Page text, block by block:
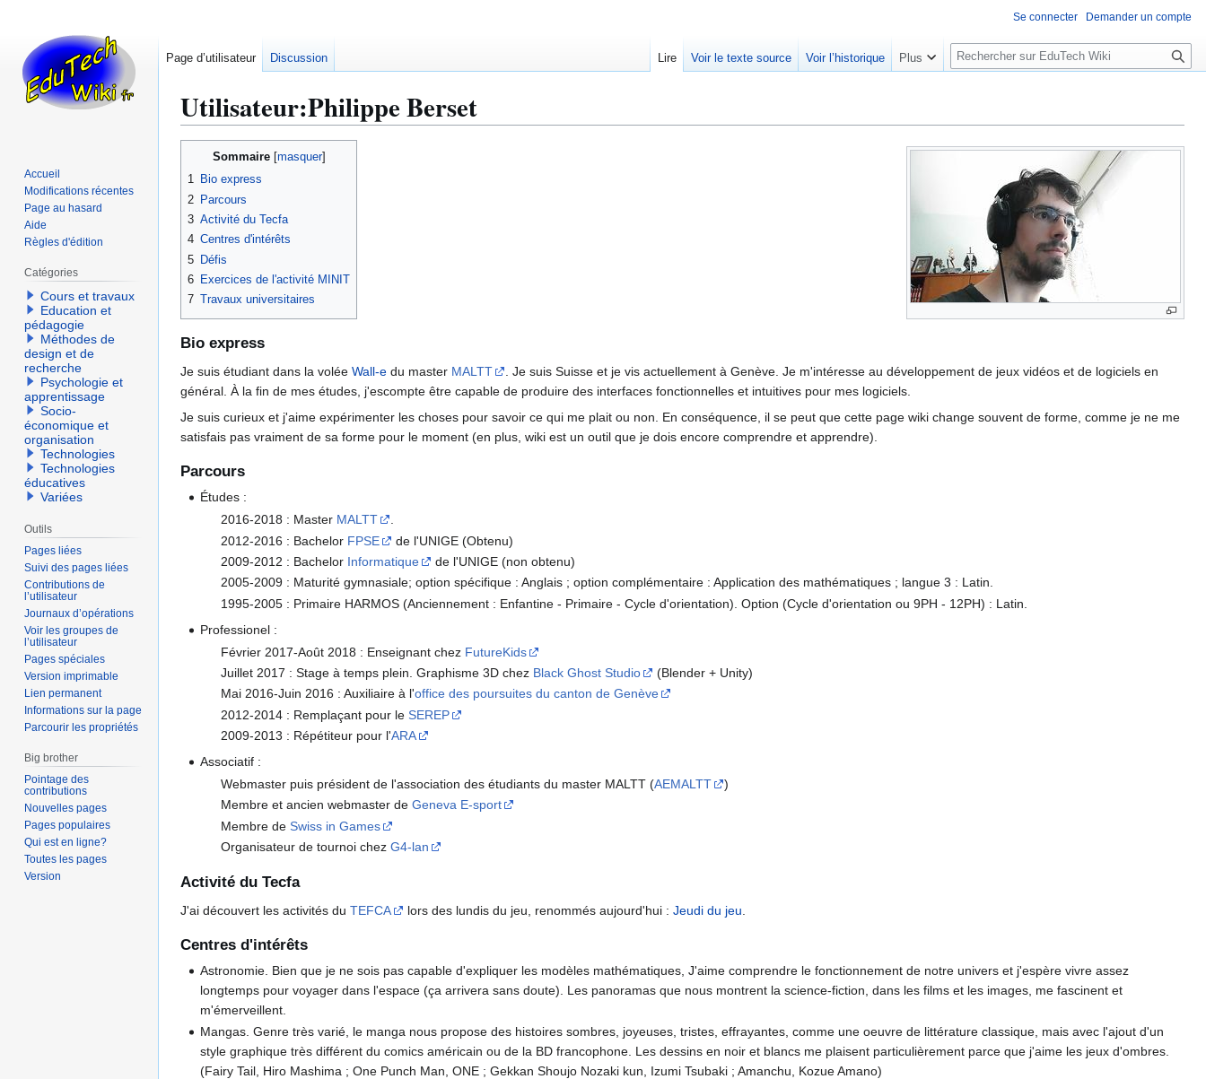
Utilisateur:Philippe Berset
navigation
recherche
Sommaire
1 Bio express
2 Parcours
3 Activité du Tecfa
4 Centres d'intérêts
5 Défis
6 Exercices de l'activité MINIT
7 Travaux universitaires
Bio express
Je suis étudiant dans la volée Wall-e du master MALTT
. Je suis Suisse et je vis actuellement à Genève. Je m'intéresse au développement de jeux vidéos et de logiciels en
général. À la fin de mes études, j'escompte être capable de produire des interfaces fonctionnelles et intuitives pour mes logiciels.
Je suis curieux et j'aime expérimenter les choses pour savoir ce qui me plait ou non. En conséquence, il se peut que cette page wiki change souvent de forme, comme je ne me
satisfais pas vraiment de sa forme pour le moment (en plus, wiki est un outil que je dois encore comprendre et apprendre).
Parcours
Études :
2016-2018 : Master MALTT
.
2012-2016 : Bachelor FPSE
de l'UNIGE (Obtenu)
2009-2012 : Bachelor Informatique
de l'UNIGE (non obtenu)
2005-2009 : Maturité gymnasiale; option spécifique : Anglais ; option complémentaire : Application des mathématiques ; langue 3 : Latin.
1995-2005 : Primaire HARMOS (Anciennement : Enfantine - Primaire - Cycle d'orientation). Option (Cycle d'orientation ou 9PH - 12PH) : Latin.
Professionel :
Février 2017-Août 2018 : Enseignant chez FutureKids
Juillet 2017 : Stage à temps plein. Graphisme 3D chez Black Ghost Studio
(Blender + Unity)
Mai 2016-Juin 2016 : Auxiliaire à l'office des poursuites du canton de Genève
2012-2014 : Remplaçant pour le SEREP
2009-2013 : Répétiteur pour l'ARA
Associatif :
Webmaster puis président de l'association des étudiants du master MALTT (AEMALTT
)
Membre et ancien webmaster de Geneva E-sport
Membre de Swiss in Games
Organisateur de tournoi chez G4-lan
Activité du Tecfa
J'ai découvert les activités du TEFCA lors des lundis du jeu, renommés aujourd'hui : Jeudi du jeu
Centres d'intérêts
Astronomie. Bien que je ne sois pas capable d'expliquer les modèles mathématiques, J'aime comprendre le fonctionnement de notre univers et j'espère vivre assez
longtemps pour voyager dans l'espace (ça arrivera sans doute). Les panoramas que nous montrent la science-fiction, dans les films et les images, me fascinent et
m'émerveillent.
Mangas. Genre très varié, le manga nous propose des histoires sombres, joyeuses, tristes, effrayantes, comme une oeuvre de littérature classique, mais avec l'ajout d'un
style graphique très différent du comics américain ou de la BD francophone. Les dessins en noir et blancs me plaisent particulièrement parce que j'aime les jeux d'ombres.
(Fairy Tail, Hiro Mashima ; One Punch Man, ONE ; Gekkan Shoujo Nozaki kun, Izumi Tsubaki ; Amanchu, Kozue Amano)
Se connecter Demander un compte
Page d’utilisateur Discussion Lire Voir le texte source Voir l’historique Plus
R
e
e
r
r
Accueil
Modifications récentes
Page au hasard
Aide
Règles d'édition
Catégories
Cours et travaux
Education et
pédagogie
Méthodes de
design et de
recherche
Psychologie et
apprentissage
Socio-
économique et
organisation
Technologies
Technologies
éducatives
Variées
Outils
Pages liées
Suivi des pages liées
Contributions de
l’utilisateur
Journaux d’opérations
Voir les groupes de
l’utilisateur
Pages spéciales
Version imprimable
Lien permanent
Informations sur la page
Parcourir les propriétés
Big brother
Pointage des
contributions
Nouvelles pages
Pages populaires
Qui est en ligne?
Toutes les pages
Version